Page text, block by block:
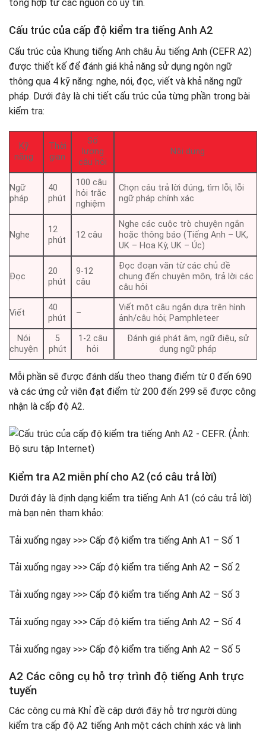
tổng hợp từ các nguồn có uy tín.
Cấu trúc của cấp độ kiểm tra tiếng Anh A2
Cấu trúc của Khung tiếng Anh châu Âu tiếng Anh (CEFR A2)
được thiết kế để đánh giá khả năng sử dụng ngôn ngữ
thông qua 4 kỹ năng: nghe, nói, đọc, viết và khả năng ngữ
pháp. Dưới đây là chi tiết cấu trúc của từng phần trong bài
kiểm tra:
Kỹ
năng
Thời
gian
Số
lượng
câu hỏi
Nội dung
Ngữ
pháp
40
phút
100 câu
hỏi trắc
nghiệm
Chọn câu trả lời đúng, tìm lỗi, lỗi
ngữ pháp chính xác
Nghe
12
phút
12 câu
Nghe các cuộc trò chuyện ngắn
hoặc thông báo (Tiếng Anh – UK,
UK – Hoa Kỳ, UK – Úc)
Đọc
20
phút
9-12
câu
Đọc đoạn văn từ các chủ đề
chung đến chuyên môn, trả lời các
câu hỏi
Viết
40
phút
–
Viết một câu ngắn dựa trên hình
ảnh/câu hỏi; Pamphleteer
Nói
chuyện
5
phút
1-2 câu
hỏi
Đánh giá phát âm, ngữ điệu, sử
dụng ngữ pháp
Mỗi phần sẽ được đánh dấu theo thang điểm từ 0 đến 690
và các ứng cử viên đạt điểm từ 200 đến 299 sẽ được công
nhận là cấp độ A2.
Kiểm tra A2 miễn phí cho A2 (có câu trả lời)
Dưới đây là định dạng kiểm tra tiếng Anh A1 (có câu trả lời)
mà bạn nên tham khảo:
Tải xuống ngay >>> Cấp độ kiểm tra tiếng Anh A1 – Số 1
Tải xuống ngay >>> Cấp độ kiểm tra tiếng Anh A2 – Số 2
Tải xuống ngay >>> Cấp độ kiểm tra tiếng Anh A2 – Số 3
Tải xuống ngay >>> Cấp độ kiểm tra tiếng Anh A2 – Số 4
Tải xuống ngay >>> Cấp độ kiểm tra tiếng Anh A2 – Số 5
A2 Các công cụ hỗ trợ trình độ tiếng Anh trực
tuyến
Các công cụ mà Khỉ đề cập dưới đây hỗ trợ người dùng
kiểm tra cấp độ A2 tiếng Anh một cách chính xác và linh